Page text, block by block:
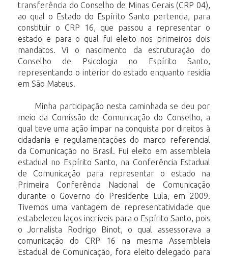
transferência do Conselho de Minas Gerais (CRP 04),
ao qual o Estado do Espírito Santo pertencia, para
constituir o CRP 16, que passou a representar o
estado e para o qual fui eleito nos primeiros dois
mandatos. Vi o nascimento da estruturação do
Conselho
de Psicologia no Espírito
Santo,
representando o interior do estado enquanto residia
em São Mateus.
Minha participação nesta caminhada se deu por
meio da Comissão de Comunicação do Conselho, a
qual teve uma ação ímpar na conquista por direitos à
cidadania e regulamentações do marco referencial
da Comunicação no Brasil. Fui eleito em assembleia
estadual no Espírito Santo, na Conferência Estadual
de Comunicação para
representar o estado na
Primeira Conferência Nacional de Comunicação
durante o Governo do Presidente Lula, em 2009.
Tivemos uma vantagem de representatividade que
estabeleceu laços incríveis para o Espírito Santo, pois
o
Jornalista Rodrigo Binot,
o qual assessorava a
comunicação do CRP 16
na mesma Assembleia
Estadual de Comunicação, fora eleito delegado para